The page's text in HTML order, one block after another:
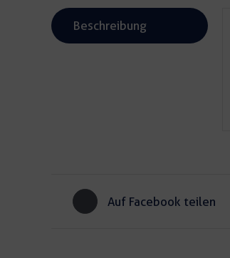
Beschreibung
Auf Facebook teilen